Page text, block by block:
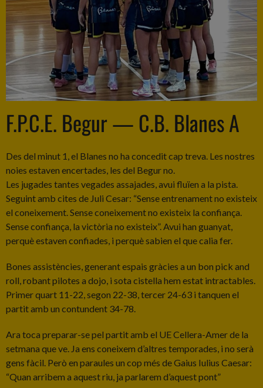
F.P.C.E. Begur — C.B. Blanes A
Des del minut 1, el Blanes no ha concedit cap treva. Les nostres
noies estaven encertades, les del Begur no.
Les jugades tantes vegades assajades, avui fluïen a la pista.
Seguint amb cites de Juli Cesar: “Sense entrenament no existeix
el coneixement. Sense coneixement no existeix la confiança.
Sense confiança, la victòria no existeix”. Avui han guanyat,
perquè estaven confiades, i perquè sabien el que calia fer.
Bones assistències, generant espais gràcies a un bon pick and
roll, robant pilotes a dojo, i sota cistella hem estat intractables.
Primer quart 11-22, segon 22-38, tercer 24-63 i tanquen el
partit amb un contundent 34-78.
Ara toca preparar-se pel partit amb el UE Cellera-Amer de la
setmana que ve. Ja ens coneixem d’altres temporades, i no serà
gens fàcil. Però en paraules un cop més de Gaius Iulius Caesar:
“Quan arribem a aquest riu, ja parlarem d’aquest pont”